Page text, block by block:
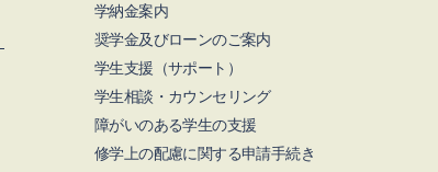
学納金案内
奨学金及びローンのご案内
学⽣支援（サポート）
学生相談・カウンセリング
障がいのある学生の支援
修学上の配慮に関する申請手続き